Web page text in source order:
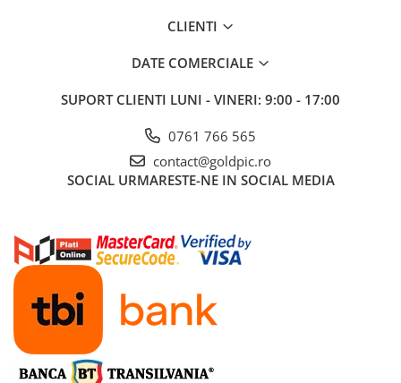
CLIENTI
DATE COMERCIALE
SUPORT CLIENTI LUNI - VINERI: 9:00 - 17:00
0761 766 565
contact@goldpic.ro
SOCIAL URMARESTE-NE IN SOCIAL MEDIA